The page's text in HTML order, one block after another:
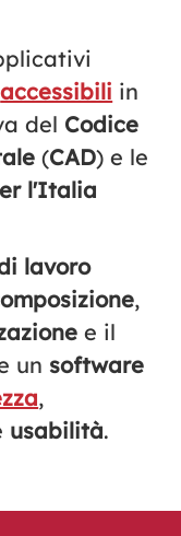
accessibili in
del Codice
(CAD) e le
l'Italia
lavoro
,
e il
un software
,
usabilità.